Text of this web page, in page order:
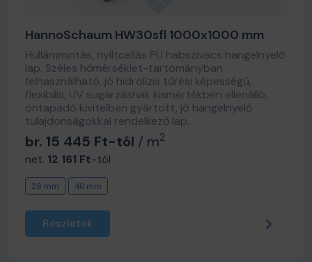
HannoSchaum HW30sfl 1000x1000 mm
Hullámmintás, nyíltcellás PU habszivacs hangelnyelő
lap. Széles hőmérséklet-tartományban
felhasználható, jó hidrolízis tűrési képességű,
flexibilis, UV sugárzásnak kismértékben ellenálló,
öntapadó kivitelben gyártott, jó hangelnyelő
tulajdonságokkal rendelkező lap.
br. 15 445 Ft-tól / m2
net. 12 161 Ft-tól
26 mm 40 mm
Részletek